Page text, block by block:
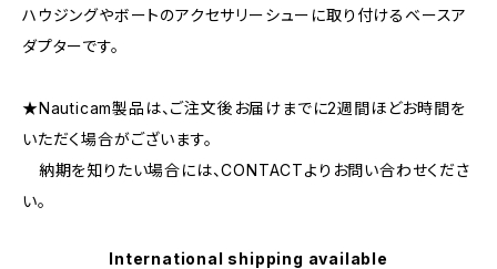
ハウジングやボートのアクセサリーシューに取り付けるベースア
ダプターです。
★Nauticam製品は、ご注文後お届けまでに2週間ほどお時間を
いただく場合がございます。
納期を知りたい場合には、CONTACTよりお問い合わせくださ
い。
International shipping available